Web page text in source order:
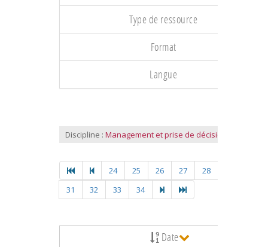
Type de ressource
Format
Langue
Discipline : Management et prise de décision
24 25 26 27 28
31
32 33 34
Date